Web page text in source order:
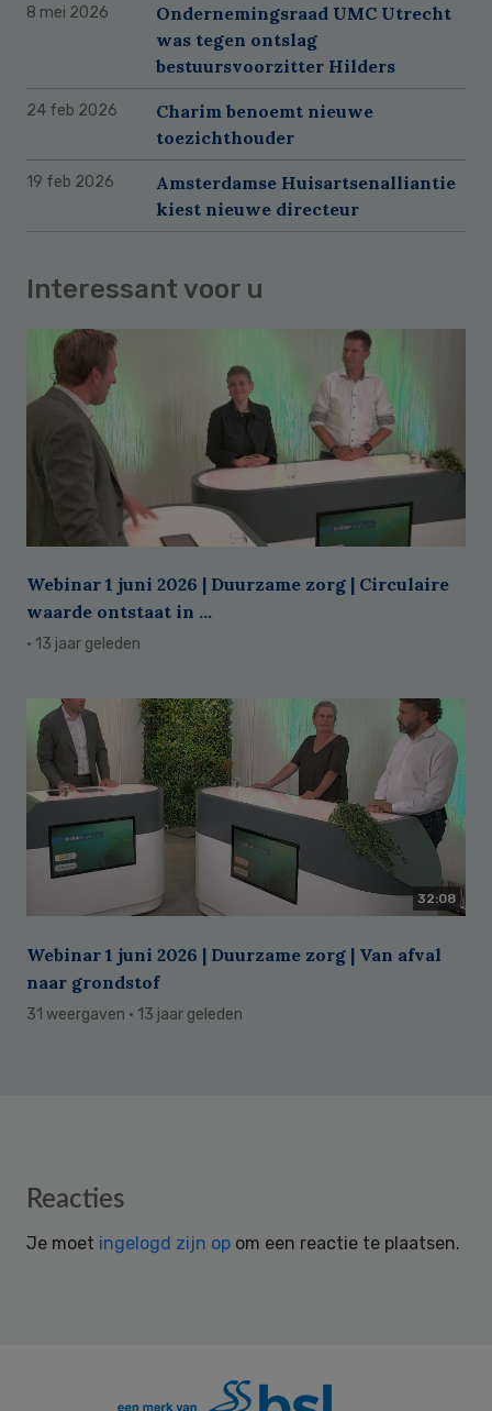
8 mei 2026
Ondernemingsraad UMC Utrecht
was tegen ontslag
bestuursvoorzitter Hilders
24 feb 2026
Charim benoemt nieuwe
toezichthouder
19 feb 2026
Amsterdamse Huisartsenalliantie
kiest nieuwe directeur
Interessant voor u
Webinar 1 juni 2026 | Duurzame zorg | Circulaire
waarde ontstaat in ...
· 13 jaar geleden
32:08
Webinar 1 juni 2026 | Duurzame zorg | Van afval
naar grondstof
31 weergaven · 13 jaar geleden
Reader
Reacties
Je moet ingelogd zijn op om een reactie te plaatsen.